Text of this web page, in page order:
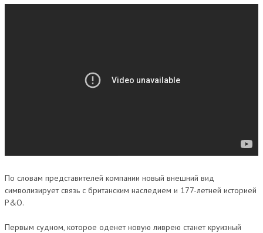
По словам представителей компании новый внешний вид
символизирует связь с британским наследием и 177-летней историей
P&O.
Первым судном, которое оденет новую ливрею станет круизный